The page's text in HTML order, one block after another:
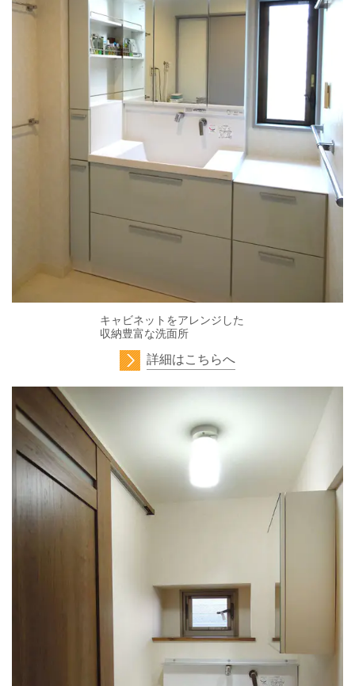
キャビネットをアレンジした
収納豊富な洗面所
詳細はこちらへ